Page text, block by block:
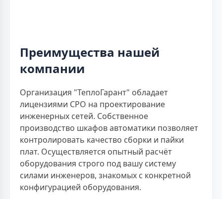
Преимущества нашей
компании
Организация "ТеплоГарант" обладает
лицензиями СРО на проектирование
инженерных сетей. Собственное
производство шкафов автоматики позволяет
контролировать качество сборки и пайки
плат. Осуществляется опытный расчёт
оборудования строго под вашу систему
силами инженеров, знакомых с конкретной
конфигурацией оборудования.